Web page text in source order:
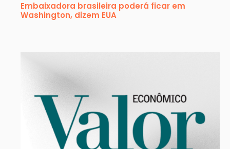
Embaixadora brasileira poderá ficar em
Washington, dizem EUA